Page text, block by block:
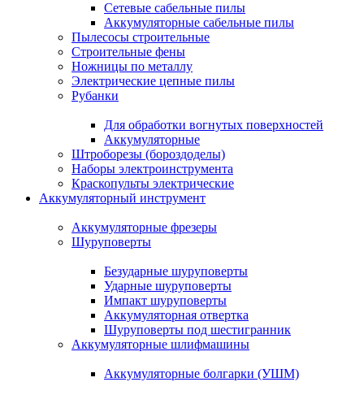
Сетевые сабельные пилы
Аккумуляторные сабельные пилы
Пылесосы строительные
Строительные фены
Ножницы по металлу
Электрические цепные пилы
Рубанки
Для обработки вогнутых поверхностей
Аккумуляторные
Штроборезы (бороздоделы)
Наборы электроинструмента
Краскопульты электрические
Аккумуляторный инструмент
Аккумуляторные фрезеры
Шуруповерты
Безударные шуруповерты
Ударные шуруповерты
Импакт шуруповерты
Аккумуляторная отвертка
Шуруповерты под шестигранник
Аккумуляторные шлифмашины
Аккумуляторные болгарки (УШМ)